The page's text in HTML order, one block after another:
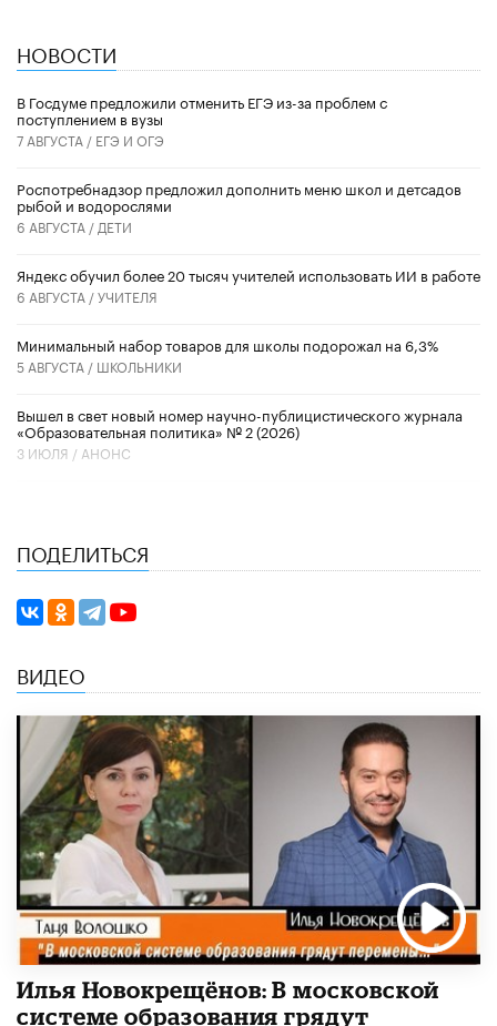
НОВОСТИ
В Госдуме предложили отменить ЕГЭ из-за проблем с
поступлением в вузы
7 АВГУСТА / ЕГЭ И ОГЭ
Роспотребнадзор предложил дополнить меню школ и детсадов
рыбой и водорослями
6 АВГУСТА / ДЕТИ
​Яндекс обучил более 20 тысяч учителей использовать ИИ в работе
6 АВГУСТА /УЧИТЕЛЯ
Минимальный набор товаров для школы подорожал на 6,3%
5 АВГУСТА / ШКОЛЬНИКИ
Вышел в свет новый номер научно-публицистического журнала
«Образовательная политика» № 2 (2026)
3 ИЮЛЯ / АНОНС
ПОДЕЛИТЬСЯ
ВИДЕО
Илья Новокрещёнов: В московской
системе образования грядут